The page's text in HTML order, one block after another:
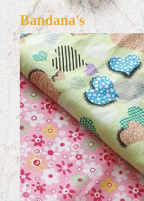
Bandana's